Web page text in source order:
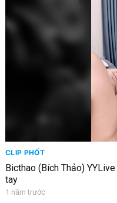
CLIP PHỐT
Bicthao (Bích Thảo)
tay
1 năm trước